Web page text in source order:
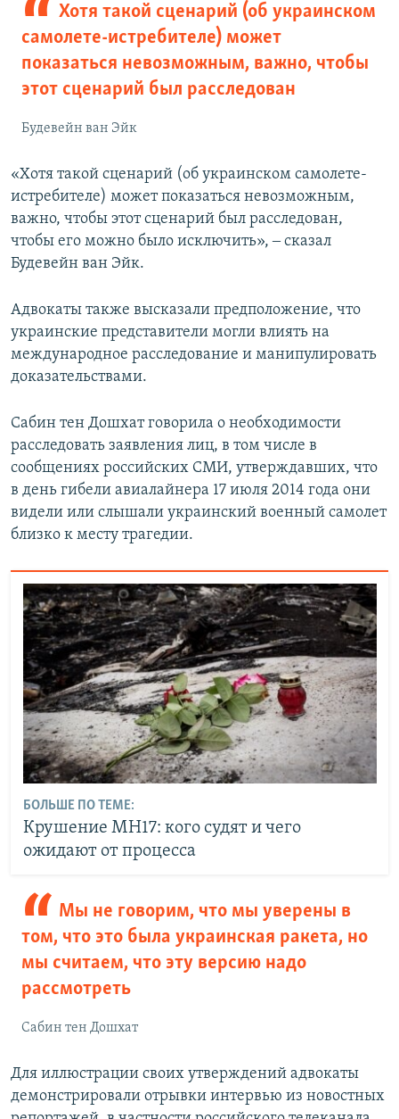
Хотя такой сценарий (об украинском
самолете-истребителе) может
показаться невозможным, важно, чтобы
этот сценарий был расследован
Будевейн ван Эйк
«Хотя такой сценарий (об украинском самолете-
истребителе) может показаться невозможным,
важно, чтобы этот сценарий был расследован,
чтобы его можно было исключить», ‒ сказал
Будевейн ван Эйк.
Адвокаты также высказали предположение, что
украинские представители могли влиять на
международное расследование и манипулировать
доказательствами.
Сабин тен Дошхат говорила о необходимости
расследовать заявления лиц, в том числе в
сообщениях российских СМИ, утверждавших, что
в день гибели авиалайнера 17 июля 2014 года они
видели или слышали украинский военный самолет
близко к месту трагедии.
БОЛЬШЕ ПО ТЕМЕ:
Крушение MH17: кого судят и чего
ожидают от процесса
Мы не говорим, что мы уверены в
том, что это была украинская ракета, но
мы считаем, что эту версию надо
рассмотреть
Сабин тен Дошхат
Для иллюстрации своих утверждений адвокаты
демонстрировали отрывки интервью из новостных